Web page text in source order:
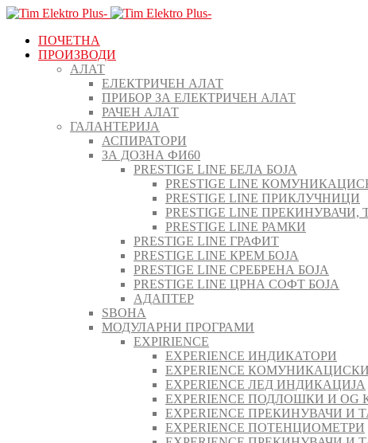
ПОЧЕТНА
ПРОИЗВОДИ
АЛАТ
ЕЛЕКТРИЧЕН АЛАТ
ПРИБОР ЗА ЕЛЕКТРИЧЕН АЛАТ
РАЧЕН АЛАТ
ГАЛАНТЕРИЈА
АСПИРАТОРИ
ЗА ДОЗНА ФИ60
PRESTIGE LINE БЕЛА БОЈА
PRESTIGE LINE
PRESTIGE LINE ПРИКЛУЧНИЦИ
PRESTIGE LINE
PRESTIGE LINE РАМКИ
PRESTIGE LINE ГРАФИТ
PRESTIGE LINE КРЕМ БОЈА
PRESTIGE LINE СРЕБРЕНА БОЈА
PRESTIGE LINE ЦРНА СОФТ БОЈА
АДАПТЕР
ЅВОНА
МОДУЛАРНИ ПРОГРАМИ
EXPIRIENCE
EXPERIENCE ИНДИКАТОРИ
EXPERIENCE
EXPERIENCE ЛЕД ИНДИКАЦИЈА
EXPERIENCE ПОДЛОШКИ И OG
EXPERIENCE ПРЕКИНУВАЧИ И
EXPERIENCE ПОТЕНЦИОМЕТРИ